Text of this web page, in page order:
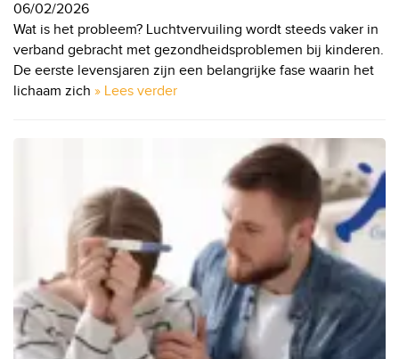
06/02/2026
Wat is het probleem? Luchtvervuiling wordt steeds vaker in
verband gebracht met gezondheidsproblemen bij kinderen.
De eerste levensjaren zijn een belangrijke fase waarin het
lichaam zich » Lees verder